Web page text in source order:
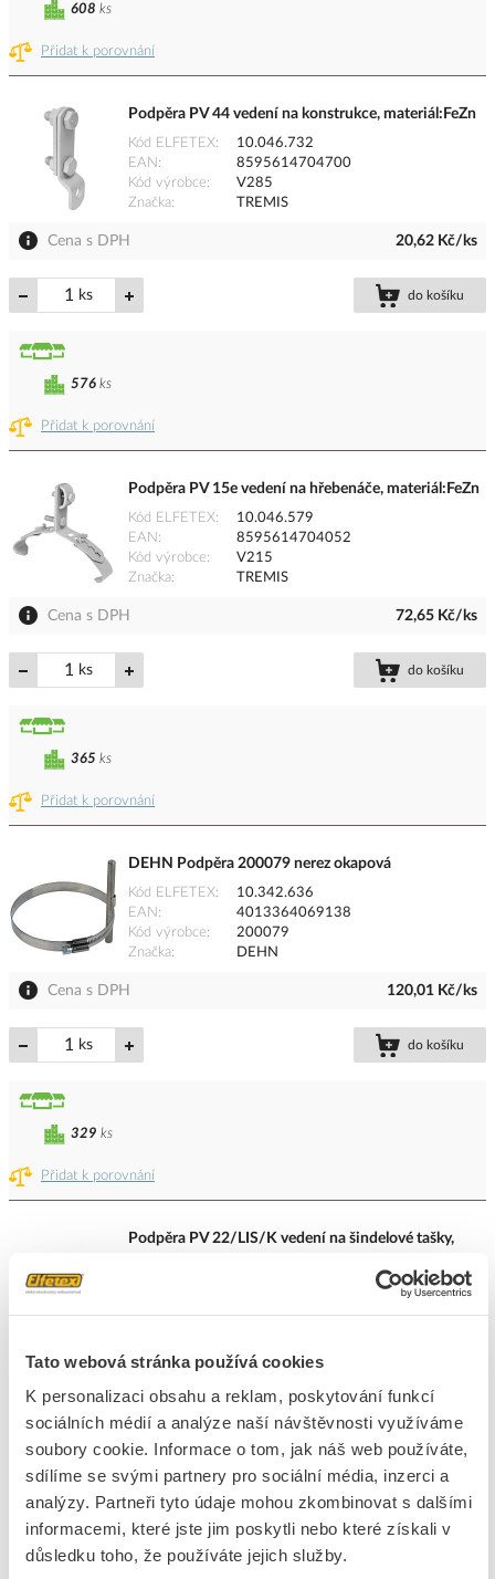
Tato webová stránka používá cookies
K personalizaci obsahu a reklam, poskytování funkcí
sociálních médií a analýze naší návštěvnosti využíváme
soubory cookie. Informace o tom, jak náš web používáte,
sdílíme se svými partnery pro sociální média, inzerci a
analýzy. Partneři tyto údaje mohou zkombinovat s dalšími
informacemi, které jste jim poskytli nebo které získali v
důsledku toho, že používáte jejich služby.
Přidat k porovnání
608 ks
Podpěra PV 44 vedení na konstrukce, materiál:FeZn
Kód ELFETEX
10.046.732
EAN
8595614704700
Kód výrobce
V285
Značka
TREMIS
Cena s DPH 20,62 Kč/ks
ks do košíku
Přidat k porovnání
576 ks
Podpěra PV 15e vedení na hřebenáče, materiál:FeZn
Kód ELFETEX
10.046.579
EAN
8595614704052
Kód výrobce
V215
Značka
TREMIS
Cena s DPH 72,65 Kč/ks
ks do košíku
Přidat k porovnání
365 ks
DEHN Podpěra 200079 nerez okapová
Kód ELFETEX
10.342.636
EAN
4013364069138
Kód výrobce
200079
Značka
DEHN
Cena s DPH 120,01 Kč/ks
ks do košíku
Přidat k porovnání
329 ks
Podpěra PV 22/LIS/K vedení na šindelové tašky,
Cena s DPH 63,69 Kč/ks
do košíku
311 ks